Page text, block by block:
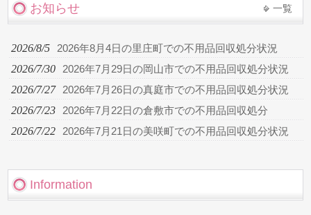
お知らせ 一覧
2026/8/5 2026年8月4日の里庄町での不用品回収処分状況
2026/7/30 2026年7月29日の岡山市での不用品回収処分状況
2026/7/27 2026年7月26日の真庭市での不用品回収処分状況
2026/7/23 2026年7月22日の倉敷市での不用品回収処分
2026/7/22 2026年7月21日の美咲町での不用品回収処分状況
Information